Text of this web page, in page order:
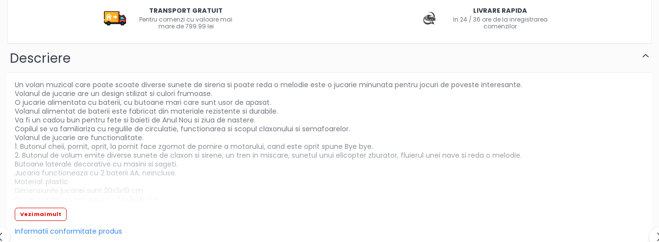
Creme si lotiuni de corp copii
Sapun & Gel de dus copii
Tampoane pentru San
Set Ingrijire Bebelusi
Arme de jucarie
Ateliere si bancuri de lucru
Bucatarii copii
Carucioare papusi si accesorii
Casute de papusi si mobilier
Cuburi si caramizi
jucarie
Figurine
Frumusete, bijuterii si accesorii
TRANSPORT GRATUIT
Pentru comenzi cu valoare mai
mare de 799.99 lei
LIVRARE RAPIDA
In 24 / 36 ore de la inregistrarea
comenzilor
Descriere
Un volan muzical care poate scoate diverse sunete de sirena si poate reda o melodie este o jucarie minunata pentru jocuri de poveste interesante.
Volanul de jucarie are un design stilizat si culori frumoase.
O jucarie alimentata cu baterii, cu butoane mari care sunt usor de apasat.
Volanul alimentat de baterii este fabricat din materiale rezistente si durabile.
Va fi un cadou bun pentru fete si baieti de Anul Nou si ziua de nastere.
Copilul se va familiariza cu regulile de circulatie, functionarea si scopul claxonului si semafoarelor.
Volanul de jucarie are functionalitate.
1. Butonul cheii, pornit, oprit, la pornit face zgomot de pornire a motorului, cand este oprit spune Bye bye.
2. Butonul de volum emite diverse sunete de claxon si sirene, un tren in miscare, sunetul unui elicopter zburator, fluierul unei nave si reda o melodie.
Butoane laterale decorative cu masini si sageti.
Jucaria functioneaza cu 2 baterii AA, neincluse.
Material: plastic
Dimensiunile jucariei sunt 20x3x19 cm
Vezi mai mult
Informatii conformitate produs